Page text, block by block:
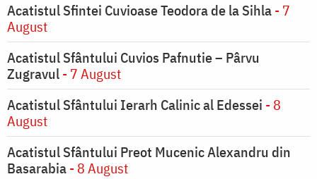
Acatistul Sfintei Cuvioase Teodora de la Sihla- 7
August
Acatistul Sfântului Cuvios Pafnutie – Pârvu
Zugravul- 7 August
Acatistul Sfântului Ierarh Calinic al Edessei - 8
August
Acatistul Sfântului Preot Mucenic Alexandru din
Basarabia- 8 August